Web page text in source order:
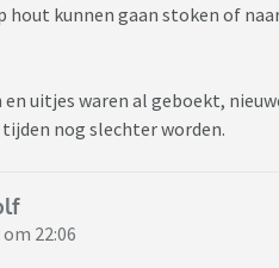
hout kunnen gaan stoken of
uitjes waren al geboekt,
nog slechter worden.
om 22:06